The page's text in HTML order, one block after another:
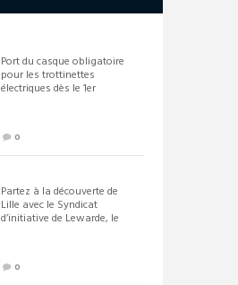
Port du casque obligatoire
pour les trottinettes
électriques dès le 1er
0
Partez à la découverte de
Lille avec le Syndicat
d’initiative de Lewarde, le
0